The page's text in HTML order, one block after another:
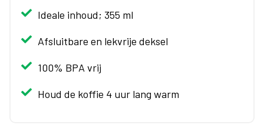
Ideale inhoud; 355 ml
Afsluitbare en lekvrije deksel
100% BPA vrij
Houd de koffie 4 uur lang warm